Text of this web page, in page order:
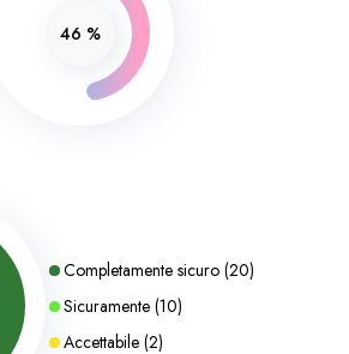
46 %
Completamente sicuro (20)
Sicuramente (10)
Accettabile (2)